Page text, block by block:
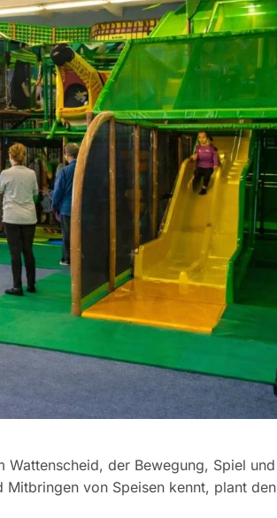
Wattenscheid, der Bewegung, Spiel und
von Speisen kennt, plant den